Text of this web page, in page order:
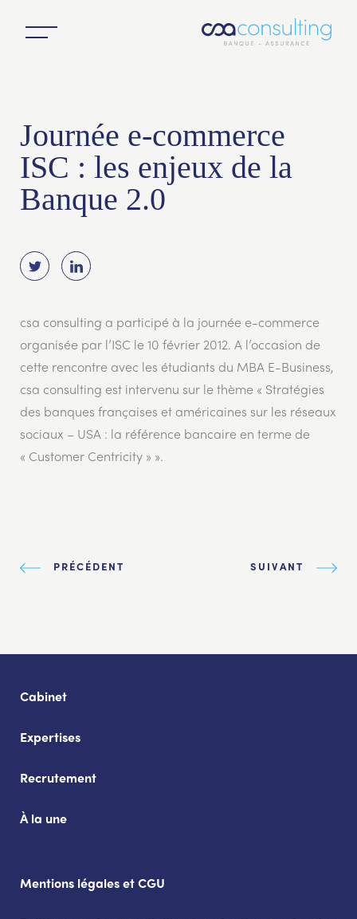
Journée e-commerce
ISC : les enjeux de la
Banque 2.0
csa consulting a participé à la journée e-commerce
organisée par l’ISC le 10 février 2012. A l’occasion de
cette rencontre avec les étudiants du MBA E-Business,
csa consulting est intervenu sur le thème « Stratégies
des banques françaises et américaines sur les réseaux
sociaux – USA : la référence bancaire en terme de
« Customer Centricity » ».
PRÉCÉDENT SUIVANT
Cabinet
Expertises
Recrutement
À la une
Mentions légales et CGU